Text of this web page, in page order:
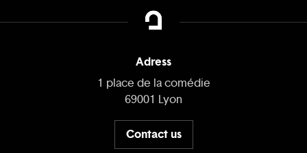
Adress
1 place de la comédie
69001 Lyon
Contact us